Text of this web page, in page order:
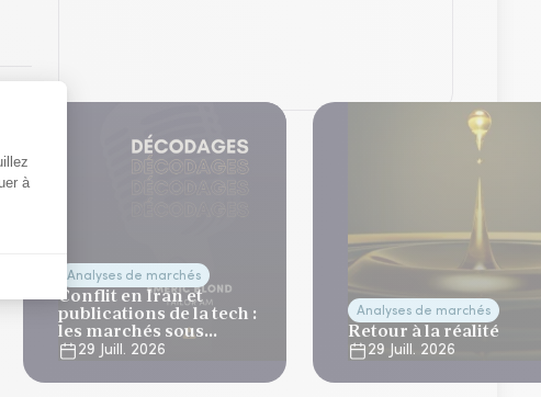
Analyses de marchés
Conflit en Iran et
publications de la tech :
les marchés sous
tension
29 Juill. 2026
Analyses de marchés
Retour à la réalité
29 Juill. 2026